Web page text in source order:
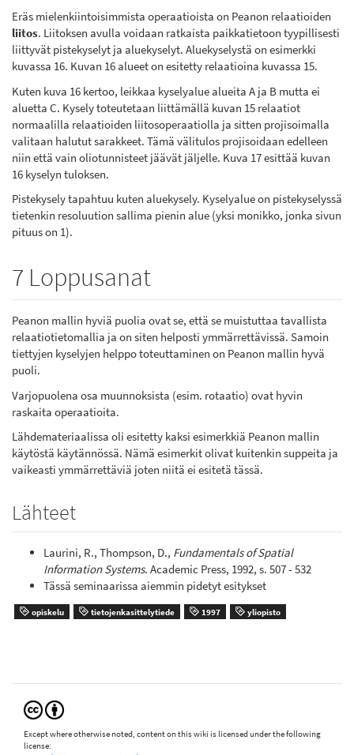
Eräs mielenkiintoisimmista operaatioista on Peanon relaatioiden
liitos. Liitoksen avulla voidaan ratkaista paikkatietoon tyypillisesti
liittyvät pistekyselyt ja aluekyselyt. Aluekyselystä on esimerkki
kuvassa 16. Kuvan 16 alueet on esitetty relaatioina kuvassa 15.
Kuten kuva 16 kertoo, leikkaa kyselyalue alueita A ja B mutta ei
aluetta C. Kysely toteutetaan liittämällä kuvan 15 relaatiot
normaalilla relaatioiden liitosoperaatiolla ja sitten projisoimalla
valitaan halutut sarakkeet. Tämä välitulos projisoidaan edelleen
niin että vain oliotunnisteet jäävät jäljelle. Kuva 17 esittää kuvan
16 kyselyn tuloksen.
Pistekysely tapahtuu kuten aluekysely. Kyselyalue on pistekyselyssä
tietenkin resoluution sallima pienin alue (yksi monikko, jonka sivun
pituus on 1).
7 Loppusanat
Peanon mallin hyviä puolia ovat se, että se muistuttaa tavallista
relaatiotietomallia ja on siten helposti ymmärrettävissä. Samoin
tiettyjen kyselyjen helppo toteuttaminen on Peanon mallin hyvä
puoli.
Varjopuolena osa muunnoksista (esim. rotaatio) ovat hyvin
raskaita operaatioita.
Lähdemateriaalissa oli esitetty kaksi esimerkkiä Peanon mallin
käytöstä käytännössä. Nämä esimerkit olivat kuitenkin suppeita ja
vaikeasti ymmärrettäviä joten niitä ei esitetä tässä.
Lähteet
Laurini, R., Thompson, D., Fundamentals of Spatial
Information Systems. Academic Press, 1992, s. 507 - 532
Tässä seminaarissa aiemmin pidetyt esitykset
opiskelu tietojenkasittelytiede 1997 yliopisto
Except where otherwise noted, content on this wiki is licensed under the following
license: